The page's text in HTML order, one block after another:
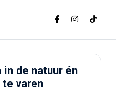
in de natuur én
varen